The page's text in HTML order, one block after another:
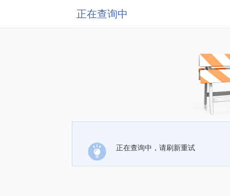
正在查询中
正在查询中，请刷新重试